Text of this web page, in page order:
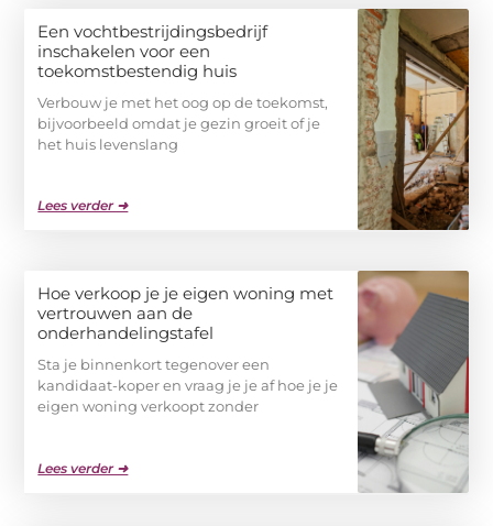
Een vochtbestrijdingsbedrijf
inschakelen voor een
toekomstbestendig huis
Verbouw je met het oog op de toekomst,
bijvoorbeeld omdat je gezin groeit of je
het huis levenslang
Lees verder ➜
Hoe verkoop je je eigen woning met
vertrouwen aan de
onderhandelingstafel
Sta je binnenkort tegenover een
kandidaat-koper en vraag je je af hoe je je
eigen woning verkoopt zonder
Lees verder ➜